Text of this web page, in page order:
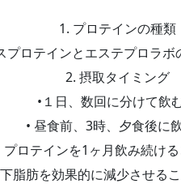
1. プロテインの種類
ロテインとエステプロラボ
2. 摂取タイミング
•１日、数回に分けて飲
• 昼食前、3時、夕食後に
プロテインを1ヶ月飲み続ける
脂肪を効果的に減少させる